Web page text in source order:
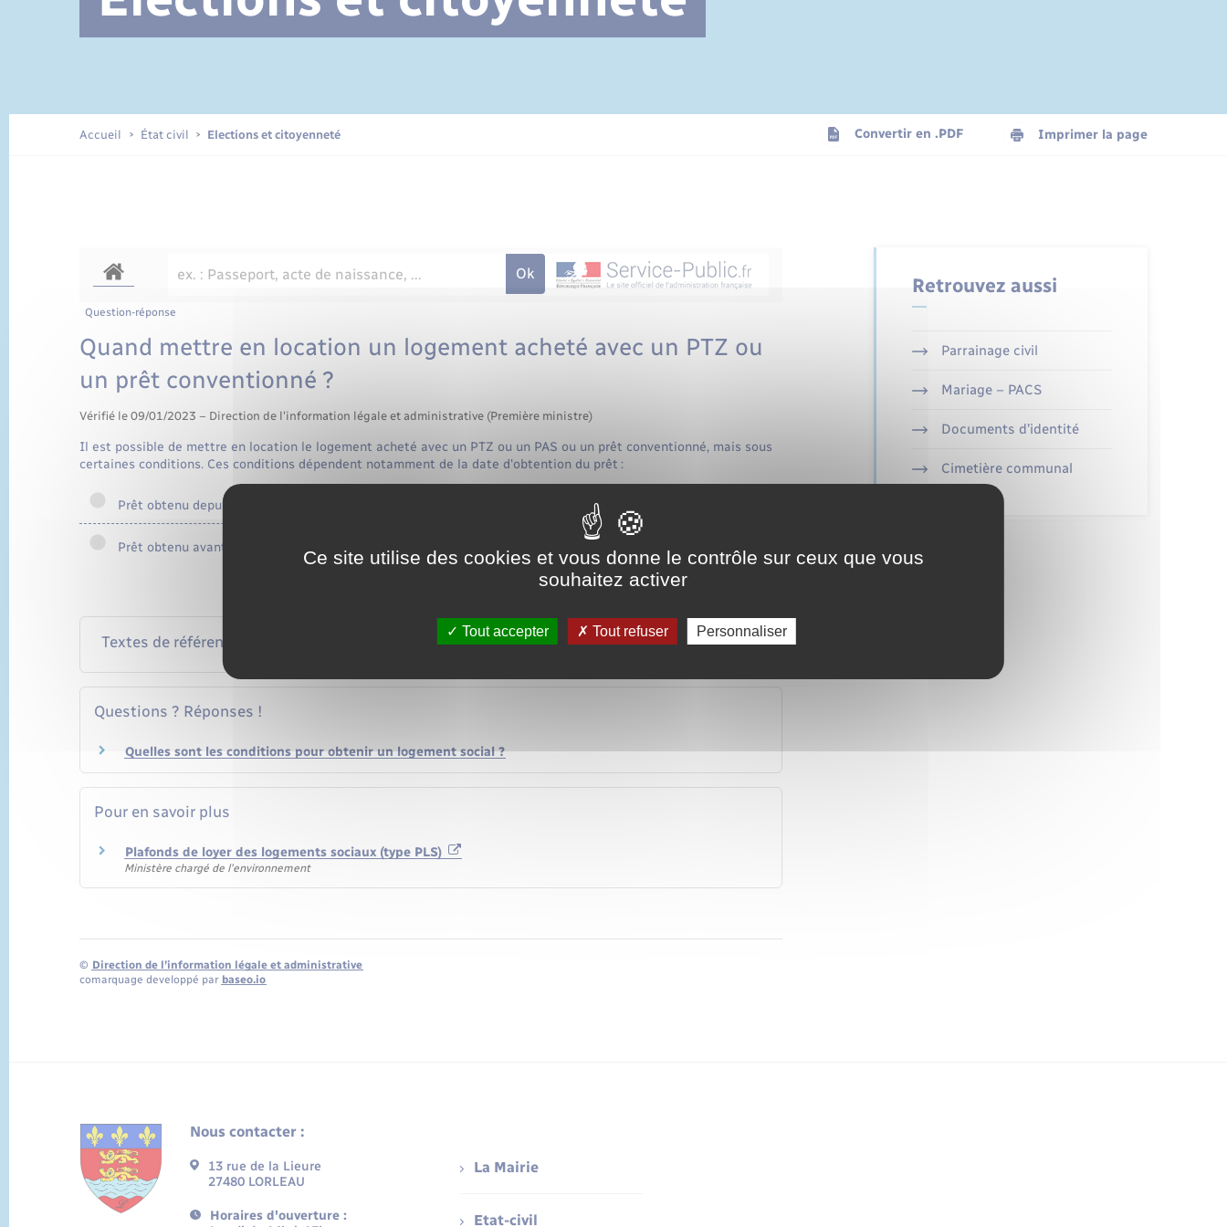
Documents d’identité Cimetière communal
Accueil État civil Elections et citoyenneté Convertir en .PDF Imprimer la page
Question-réponse
Quand mettre en location un logement acheté avec un PTZ ou
un prêt conventionné ?
Vérifié le 09/01/2023 – Direction de l'information légale et administrative (Première ministre)
Il est possible de mettre en location le logement acheté avec un PTZ ou un PAS ou un prêt conventionné, mais sous
certaines conditions. Ces conditions dépendent notamment de la date d'obtention du prêt :
Prêt obtenu depuis 2016
Prêt obtenu avant 2016
Textes de référence
Questions ? Réponses !
Quelles sont les conditions pour obtenir un logement social ?
Pour en savoir plus
Plafonds de loyer des logements sociaux (type PLS)
Ministère chargé de l'environnement
© Direction de l’information légale et administrative
comarquage developpé par baseo.io
Retrouvez aussi
Parrainage civil
Mariage – PACS
Documents d’identité
Cimetière communal
Nous contacter :
13 rue de la Lieure
27480 LORLEAU
Horaires d'ouverture :
La Mairie
Etat-civil
Ce site utilise des cookies et vous donne le contrôle sur ceux que vous
souhaitez activer
Tout accepter Tout refuser Personnaliser